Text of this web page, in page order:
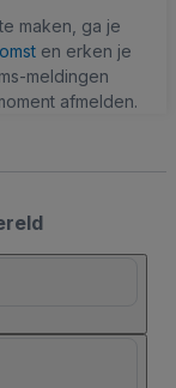
maken, ga je
en erken je
meldingen
afmelden.